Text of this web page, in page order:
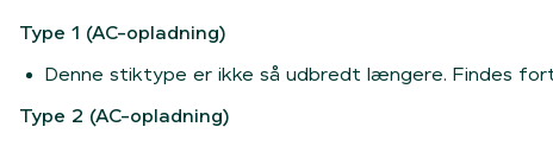
Type 1 (AC-opladning)
Denne stiktype er ikke så udbredt længere. Findes
Type 2 (AC-opladning)